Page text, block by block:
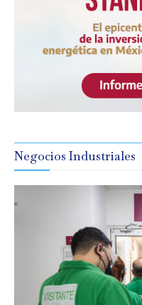
Negocios Industriales